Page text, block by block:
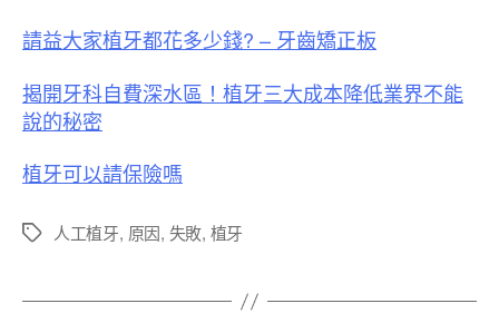
請益大家植牙都花多少錢? – 牙齒矯正板
揭開牙科自費深水區！植牙三大成本降低業界不能
說的秘密
植牙可以請保險嗎
標
人工植牙, 原因, 失敗, 植牙